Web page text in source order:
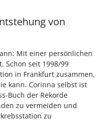
von
Mit einer persönlichen
Schon seit 1998/99
in Frankfurt zusammen,
kann. Corinna selbst ist
Buch der Rekorde
zu vermeiden und
zu